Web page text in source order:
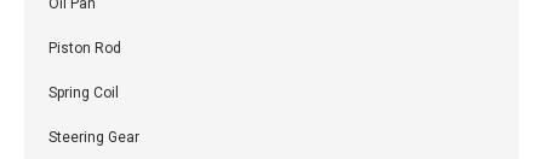
Oil Pan
Piston Rod
Spring Coil
Steering Gear